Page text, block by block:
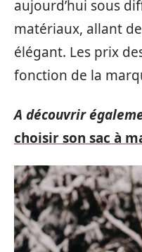
aujourd’hui sous
matériaux, allant
élégant. Les prix
fonction de la
A découvrir
choisir son sac à